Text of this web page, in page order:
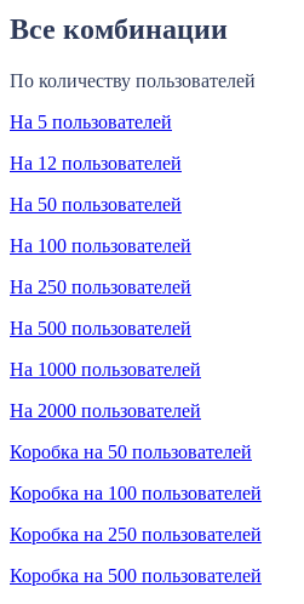
Все комбинации
По количеству пользователей
На 5 пользователей
На 12 пользователей
На 50 пользователей
На 100 пользователей
На 250 пользователей
На 500 пользователей
На 1000 пользователей
На 2000 пользователей
Коробка на 50 пользователей
Коробка на 100 пользователей
Коробка на 250 пользователей
Коробка на 500 пользователей